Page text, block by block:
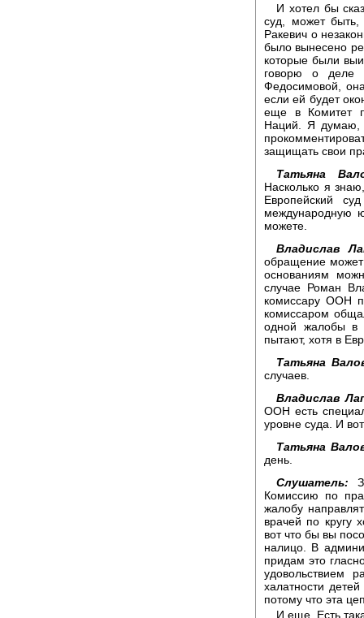
И хотел бы
суд, может
Ракевич о
было вынесено
которые были
говорю о деле
Федосимовой,
если ей будет
еще в Комитет
Наций. Я думаю,
защищать свои
Татьяна
Насколько я
Европейский
международную
можете.
Владислав
обращение
основаниям
случае Роман
комиссару ООН
комиссаром
одной жалобы в
пытают, хотя в
Татьяна
случаев.
Владислав
ООН есть
уровне суда. И
Татьяна
день.
Слушатель:
Комиссию по
жалобу
врачей по кругу
вот что бы вы
налицо. В
придам это
удовольствием
халатности
потому что эта
И еще. Есть